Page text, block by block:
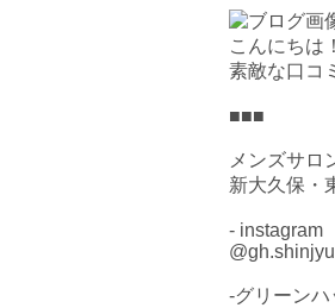
こんにちは
素敵な口コ
■■■
メンズサロ
新大久保・
- instagram
-グリーン